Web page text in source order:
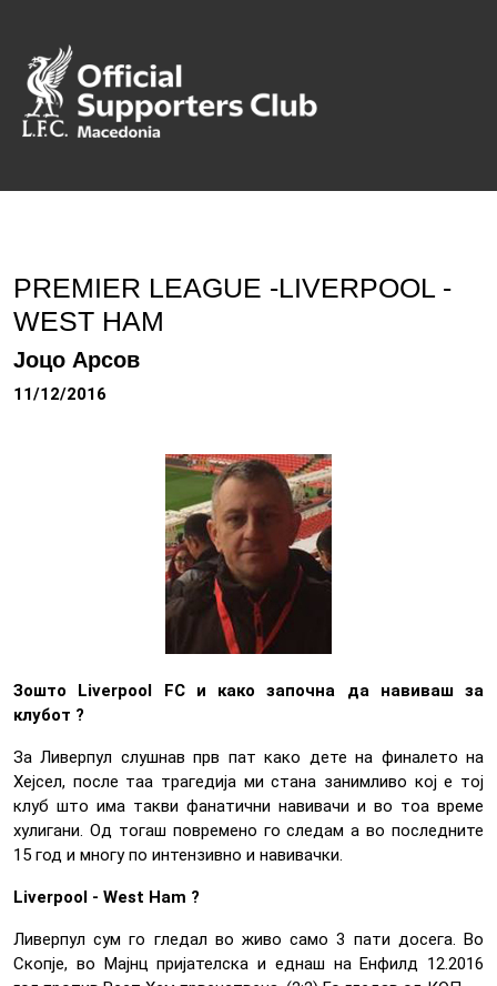
PREMIER LEAGUE -LIVERPOOL -
WEST HAM
Јоцо Арсов
11/12/2016
Зошто Liverpool FC и како започна да навиваш за
клубот ?
За Ливерпул слушнав прв пат како дете на финалето на
Хејсел, после таа трагедија ми стана занимливо кој е тој
клуб што има такви фанатични навивачи и во тоа време
хулигани. Од тогаш повремено го следам а во последните
15 год и многу по интензивно и навивачки.
Liverpool - West Ham ?
Ливерпул сум го гледал во живо само 3 пати досега. Во
Скопје, во Мајнц пријателска и еднаш на Енфилд 12.2016